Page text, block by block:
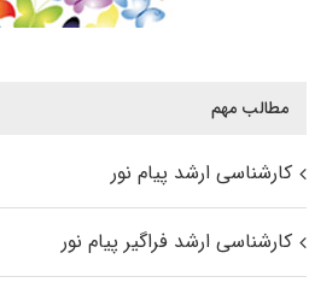
مطالب مهم
کارشناسی ارشد پیام نور
کارشناسی ارشد فراگیر پیام نور